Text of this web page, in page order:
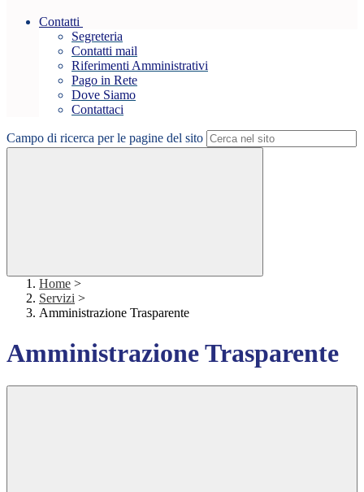
Contatti
Segreteria
Contatti mail
Riferimenti Amministrativi
Pago in Rete
Dove Siamo
Contattaci
Campo di ricerca per le pagine del sito
Home >
Servizi >
Amministrazione Trasparente
Amministrazione Trasparente